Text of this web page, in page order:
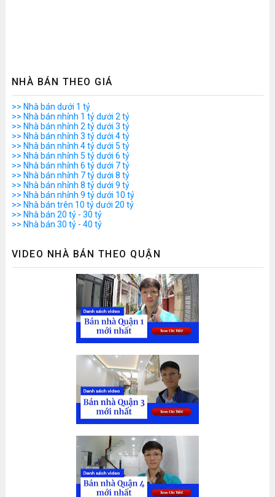
NHÀ BÁN THEO GIÁ
>> Nhà bán dưới 1 tỷ
>> Nhà bán nhỉnh 1 tỷ dưới 2 tỷ
>> Nhà bán nhỉnh 2 tỷ dưới 3 tỷ
>> Nhà bán nhỉnh 3 tỷ dưới 4 tỷ
>> Nhà bán nhỉnh 4 tỷ dưới 5 tỷ
>> Nhà bán nhỉnh 5 tỷ dưới 6 tỷ
>> Nhà bán nhỉnh 6 tỷ dưới 7 tỷ
>> Nhà bán nhỉnh 7 tỷ dưới 8 tỷ
>> Nhà bán nhỉnh 8 tỷ dưới 9 tỷ
>> Nhà bán nhỉnh 9 tỷ dưới 10 tỷ
>> Nhà bán trên 10 tỷ dưới 20 tỷ
>> Nhà bán 20 tỷ - 30 tỷ
>> Nhà bán 30 tỷ - 40 tỷ
VIDEO NHÀ BÁN THEO QUẬN